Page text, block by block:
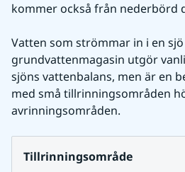
kommer också från nederbörd
Vatten som strömmar in i en
grundvattenmagasin utgör
sjöns vattenbalans, men är en
med små tillrinningsområden
avrinningsområden.
Tillrinningsområde